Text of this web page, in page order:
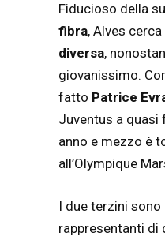
Fiducioso della
fibra, Alves
diversa,
giovanissimo.
fatto Patrice
Juventus a quasi
anno e mezzo è
all’Olympique
I due terzini
rappresentanti di